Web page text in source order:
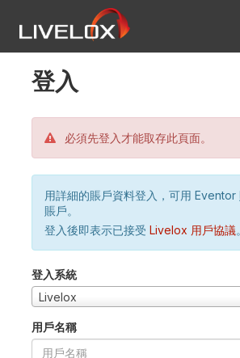
登入
必須先登入才能取存此頁面。
用詳細的賬戶資料登入，可用
賬戶。
登入後即表示已接受 Livelox 用戶協議。
登入系統
Livelox
用戶名稱